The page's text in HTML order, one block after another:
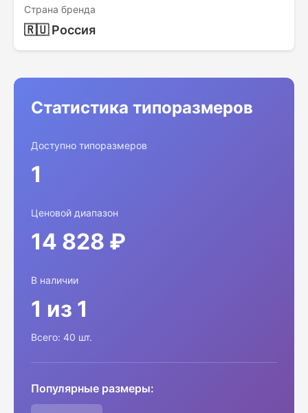
Страна бренда
🇷🇺 Россия
Статистика типоразмеров
Доступно типоразмеров
1
Ценовой диапазон
14 828 ₽
В наличии
1 из 1
Всего: 40 шт.
Популярные размеры: